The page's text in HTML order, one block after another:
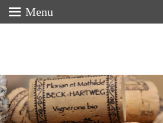
Menu
BECK-
HARTWEG